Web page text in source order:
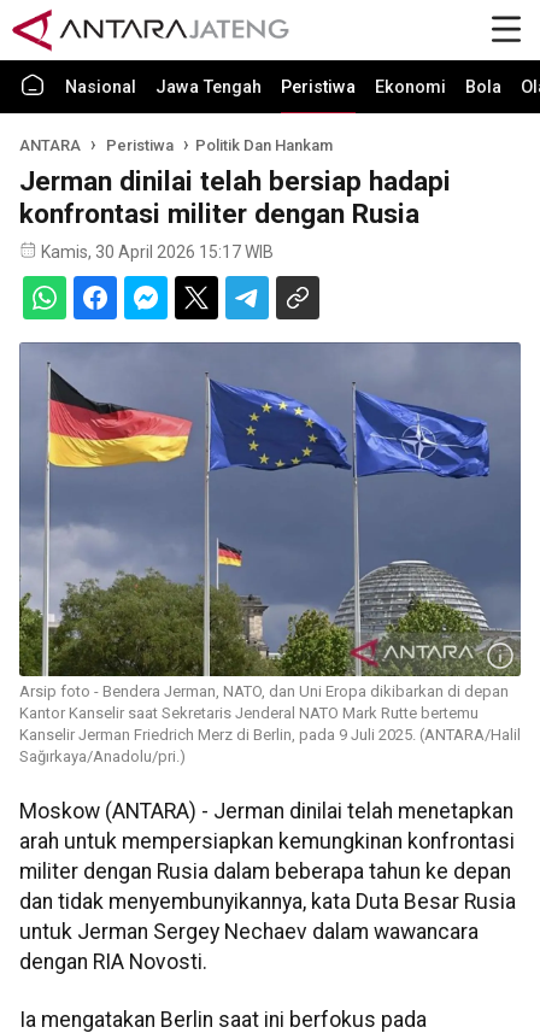
Nasional Jawa Tengah Peristiwa Ekonomi Bola
ANTARA Peristiwa Politik Dan Hankam
Jerman dinilai telah bersiap hadapi
konfrontasi militer dengan Rusia
Kamis, 30 April 2026 15:17 WIB
Arsip foto - Bendera Jerman, NATO, dan Uni Eropa dikibarkan di depan
Kantor Kanselir saat Sekretaris Jenderal NATO Mark Rutte bertemu
Kanselir Jerman Friedrich Merz di Berlin, pada 9 Juli 2025. (ANTARA/Halil
Sağırkaya/Anadolu/pri.)
Moskow (ANTARA) - Jerman dinilai telah menetapkan
arah untuk mempersiapkan kemungkinan konfrontasi
militer dengan Rusia dalam beberapa tahun ke depan
dan tidak menyembunyikannya, kata Duta Besar Rusia
untuk Jerman Sergey Nechaev dalam wawancara
dengan RIA Novosti.
Ia mengatakan Berlin saat ini berfokus pada